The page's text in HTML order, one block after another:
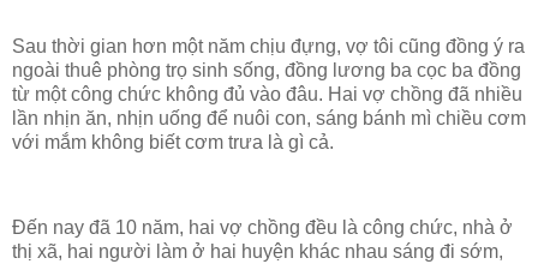
Sau thời gian hơn một năm chịu đựng, vợ tôi cũng đồng ý ra
ngoài thuê phòng trọ sinh sống, đồng lương ba cọc ba đồng
từ một công chức không đủ vào đâu. Hai vợ chồng đã nhiều
lần nhịn ăn, nhịn uống để nuôi con, sáng bánh mì chiều cơm
với mắm không biết cơm trưa là gì cả.
Đến nay đã 10 năm, hai vợ chồng đều là công chức, nhà ở
thị xã, hai người làm ở hai huyện khác nhau sáng đi sớm,